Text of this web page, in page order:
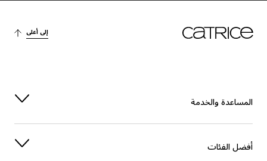
إلى أعلى
المساعدة والخدمة
أفضل الفئات